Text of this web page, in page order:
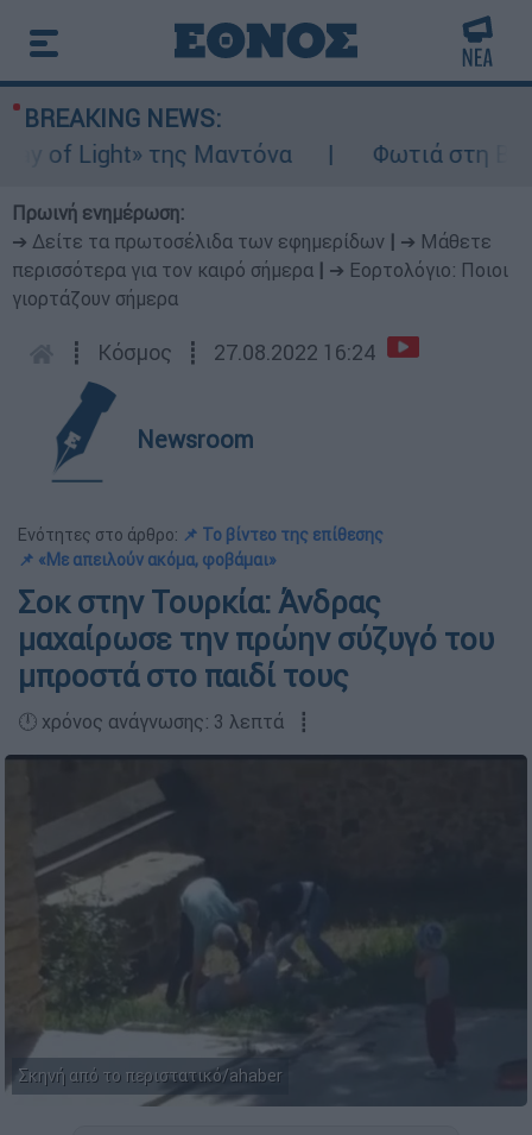
BREAKING NEWS:
Light» της Μαντόνα
Φωτιά στη
Πρωινή ενημέρωση:
➔ Δείτε τα πρωτοσέλιδα των εφημερίδων
➔ Μάθετε
περισσότερα για τον καιρό σήμερα
➔ Εορτολόγιο: Ποιοι
γιορτάζουν σήμερα
┋ Κόσμος ┋ 27.08.2022 16:24
Newsroom
Ενότητες στο άρθρο: 📌 Το βίντεο της επίθεσης
📌 «Με απειλούν ακόμα, φοβάμαι»
Σοκ στην Τουρκία: Άνδρας
μαχαίρωσε την πρώην σύζυγό του
μπροστά στο παιδί τους
🕛 χρόνος ανάγνωσης: 3 λεπτά ┋
Σκηνή από το περιστατικό/ahaber